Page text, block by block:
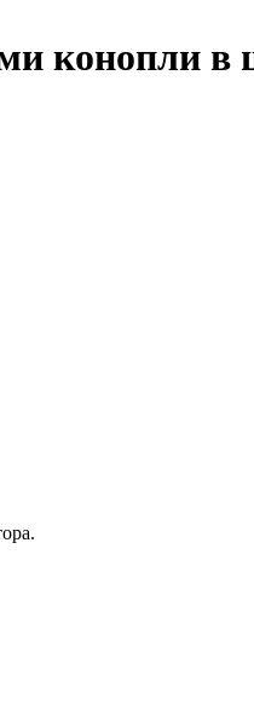
конопли в